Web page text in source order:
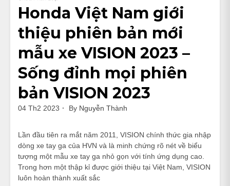
Honda Việt Nam giới
thiệu phiên bản mới
mẫu xe VISION 2023 –
Sống đỉnh mọi phiên
bản VISION 2023
04 Th2 2023 By Nguyễn Thành
Lần đầu tiên ra mắt năm 2011, VISION chính thức gia nhập
dòng xe tay ga của HVN và là minh chứng rõ nét về biểu
tượng một mẫu xe tay ga nhỏ gọn với tính ứng dụng cao.
Trong hơn một thập kỉ được giới thiệu tại Việt Nam, VISION
luôn hoàn thành xuất sắc